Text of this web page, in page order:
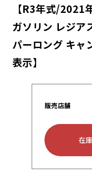
【R3年式/
ガソリン レジア
パーロング キ
表示】
販売店舗
在